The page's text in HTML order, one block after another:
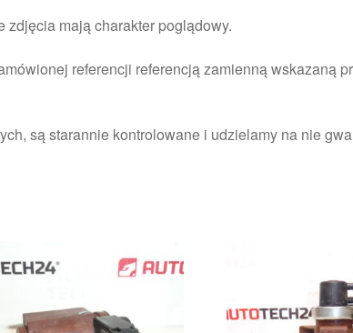
mają charakter poglądowy.
referencji referencją zamienną wskazaną
są starannie kontrolowane i udzielamy na nie